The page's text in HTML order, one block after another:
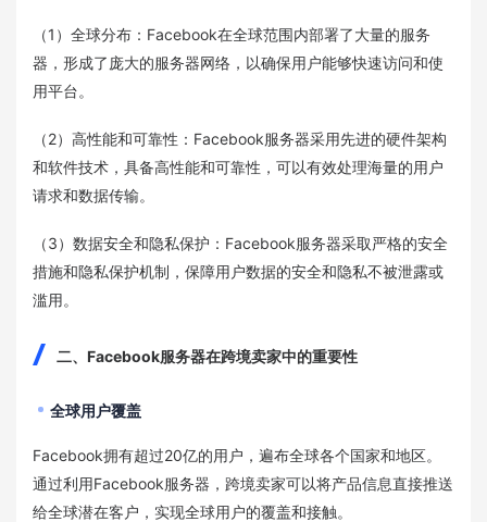
（1）全球分布：Facebook在全球范围内部署了大量的服务
器，形成了庞大的服务器网络，以确保用户能够快速访问和使
用平台。
（2）高性能和可靠性：Facebook服务器采用先进的硬件架构
和软件技术，具备高性能和可靠性，可以有效处理海量的用户
请求和数据传输。
（3）数据安全和隐私保护：Facebook服务器采取严格的安全
措施和隐私保护机制，保障用户数据的安全和隐私不被泄露或
滥用。
二、Facebook服务器在跨境卖家中的重要性
全球用户覆盖
Facebook拥有超过20亿的用户，遍布全球各个国家和地区。
通过利用Facebook服务器，跨境卖家可以将产品信息直接推送
给全球潜在客户，实现全球用户的覆盖和接触。